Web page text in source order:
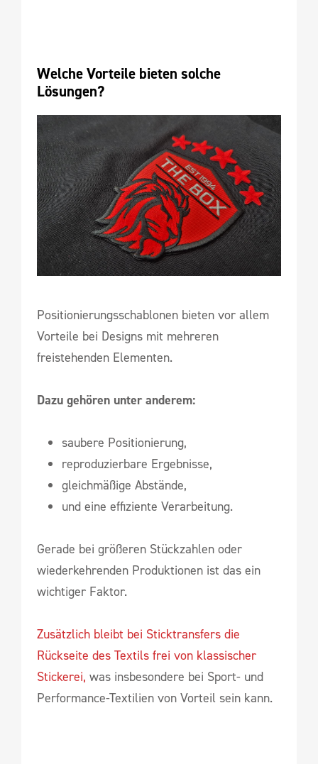
Welche Vorteile bieten solche
Lösungen?
Positionierungsschablonen bieten vor allem
Vorteile bei Designs mit mehreren
freistehenden Elementen.
Dazu gehören unter anderem:
saubere Positionierung,
reproduzierbare Ergebnisse,
gleichmäßige Abstände,
und eine effiziente Verarbeitung.
Gerade bei größeren Stückzahlen oder
wiederkehrenden Produktionen ist das ein
wichtiger Faktor.
Zusätzlich bleibt bei Sticktransfers die
Rückseite des Textils frei von klassischer
Stickerei, was insbesondere bei Sport- und
Performance-Textilien von Vorteil sein kann.